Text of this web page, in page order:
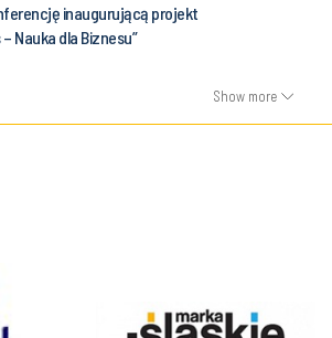
inaugurującą projekt
Nauka dla Biznesu”
Show more